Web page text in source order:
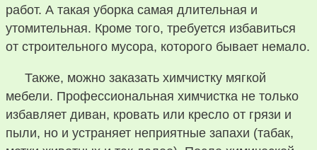
работ. А такая уборка самая длительная и
утомительная. Кроме того, требуется избавиться
от строительного мусора, которого бывает немало.
Также, можно заказать химчистку мягкой
мебели. Профессиональная химчистка не только
избавляет диван, кровать или кресло от грязи и
пыли, но и устраняет неприятные запахи (табак,